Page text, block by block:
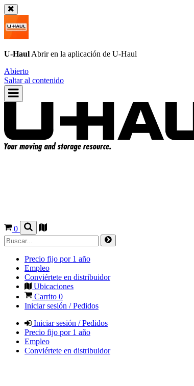
U-Haul Abrir en la aplicación de U-Haul
Abierto
Saltar al contenido
0
Precio fijo por 1 año
Empleo
Conviértete en distribuidor
Ubicaciones
Carrito 0
Iniciar sesión / Pedidos
Iniciar sesión / Pedidos
Precio fijo por 1 año
Empleo
Conviértete en distribuidor